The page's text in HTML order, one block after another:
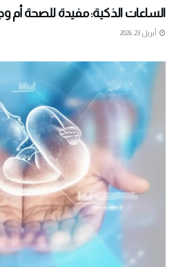
الساعات الذكية: مفيدة للصحة أم
أبريل 23, 2026